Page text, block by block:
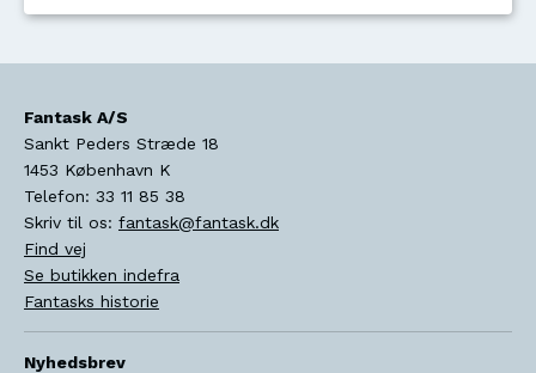
Fantask A/S
Sankt Peders Stræde 18
1453 København K
Telefon: 33 11 85 38
Skriv til os: fantask@fantask.dk
Find vej
Se butikken indefra
Fantasks historie
Nyhedsbrev